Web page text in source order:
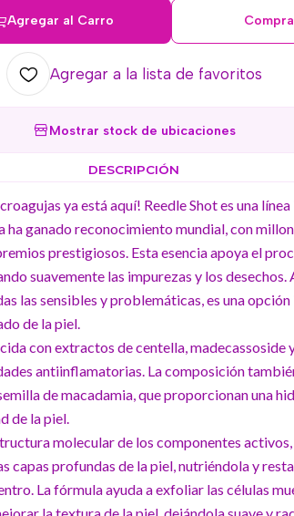
Agregar al Carro
Agregar a la lista de favoritos
Mostrar stock de ubicaciones
DESCRIPCIÓN
ya está aquí! Reedle Shot es una
ha ganado reconocimiento mundial, con
prestigiosos. Esta esencia apoya el
suavemente las impurezas y los desechos.
las sensibles y problemáticas, es una
de la piel.
con extractos de centella, madecassoside
antiinflamatorias. La composición
de macadamia, que proporcionan una
de la piel.
molecular de los componentes
capas profundas de la piel, nutriéndola y
La fórmula ayuda a exfoliar las células